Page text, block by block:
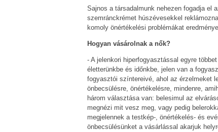
Sajnos a társadalmunk nehezen fogadja el
szemránckrémet húszévesekkel
komoly önértékelési problémákat
Hogyan vásárolnak a nők?
- A jelenkori hiperfogyasztással egyre
életterünkbe és időnkbe, jelen van a
fogyasztói színtereivé, ahol az érzelmeket
önbecsülésre, önértékelésre, mindenre,
három választása van: belesimul az
megnézi mit vesz meg, vagy pedig
megjelennek a testkép-, önértékelés- és
önbecsülésünket a vásárlással akarjuk